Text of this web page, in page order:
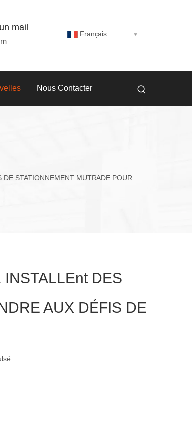
mail
Français
Nous Contacter
DE STATIONNEMENT MUTRADE POUR
DES
AUX DÉFIS DE